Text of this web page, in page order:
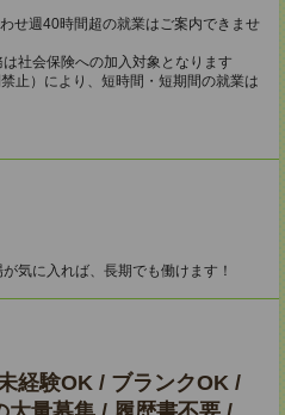
せ週40時間超の就業はご案内できませ
社会保険への加入対象となります
止）により、短時間・短期間の就業は
に入れば、長期でも働けます！
経験OK / ブランクOK /